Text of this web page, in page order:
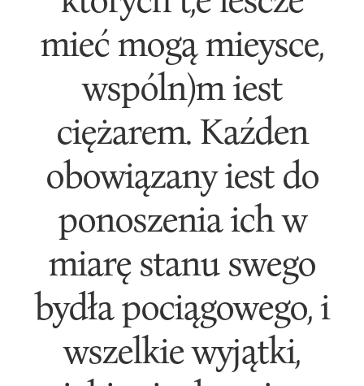
mieć mogą mieysce,
wspóln)m iest
ciężarem. Kaźden
obowiązany iest do
ponoszenia ich w
miarę stanu swego
bydła pociągowego, i
wszelkie wyjątki,